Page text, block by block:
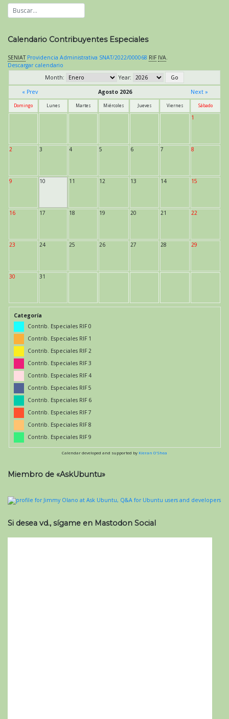
Calendario Contribuyentes Especiales
SENIAT Providencia Administrativa SNAT/2022/000068 RIF IVA
Descargar calendario
Month:
Year:
« Prev
Agosto 2026 Next »
Domingo Lunes Martes Miércoles Jueves Viernes Sábado
1
2 3 4 5 6 7 8
9 10 11 12 13 14 15
16 17 18 19 20 21 22
23 24 25 26 27 28 29
30 31
Categoría
Contrib. Especiales RIF 0
Contrib. Especiales RIF 1
Contrib. Especiales RIF 2
Contrib. Especiales RIF 3
Contrib. Especiales RIF 4
Contrib. Especiales RIF 5
Contrib. Especiales RIF 6
Contrib. Especiales RIF 7
Contrib. Especiales RIF 8
Contrib. Especiales RIF 9
Calendar developed and supported by Kieran O'Shea
Miembro de «AskUbuntu»
Si desea vd., sígame en Mastodon Social